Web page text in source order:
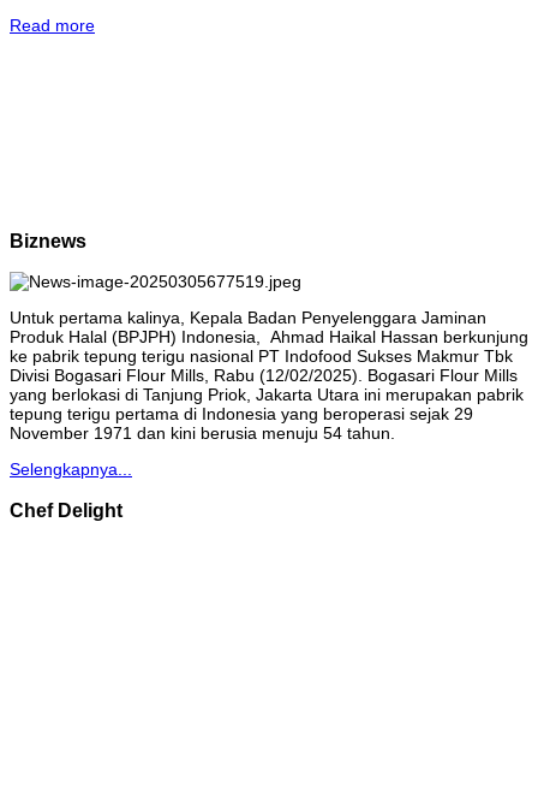
Read more
Biznews
Untuk pertama kalinya, Kepala Badan Penyelenggara Jaminan
Produk Halal (BPJPH) Indonesia, Ahmad Haikal Hassan berkunjung
ke pabrik tepung terigu nasional PT Indofood Sukses Makmur Tbk
Divisi Bogasari Flour Mills, Rabu (12/02/2025). Bogasari Flour Mills
yang berlokasi di Tanjung Priok, Jakarta Utara ini merupakan pabrik
tepung terigu pertama di Indonesia yang beroperasi sejak 29
November 1971 dan kini berusia menuju 54 tahun.
Selengkapnya...
Chef Delight